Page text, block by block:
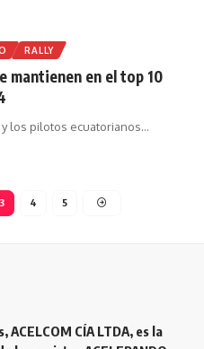
RALLY
mantienen en el top 10
y los pilotos ecuatorianos…
3 4 5
CÍA LTDA, es la